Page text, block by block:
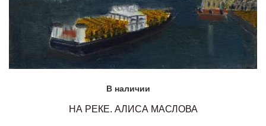
В наличии
НА РЕКЕ. АЛИСА МАСЛОВА